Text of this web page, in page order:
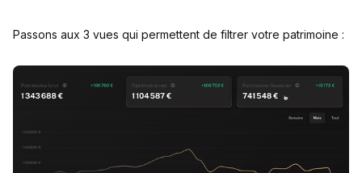
Passons aux 3 vues qui permettent de filtrer votre patrimoine :